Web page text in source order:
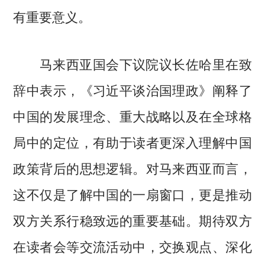
有重要意义。
马来西亚国会下议院议长佐哈里在致
辞中表示，《习近平谈治国理政》阐释了
中国的发展理念、重大战略以及在全球格
局中的定位，有助于读者更深入理解中国
政策背后的思想逻辑。对马来西亚而言，
这不仅是了解中国的一扇窗口，更是推动
双方关系行稳致远的重要基础。期待双方
在读者会等交流活动中，交换观点、深化